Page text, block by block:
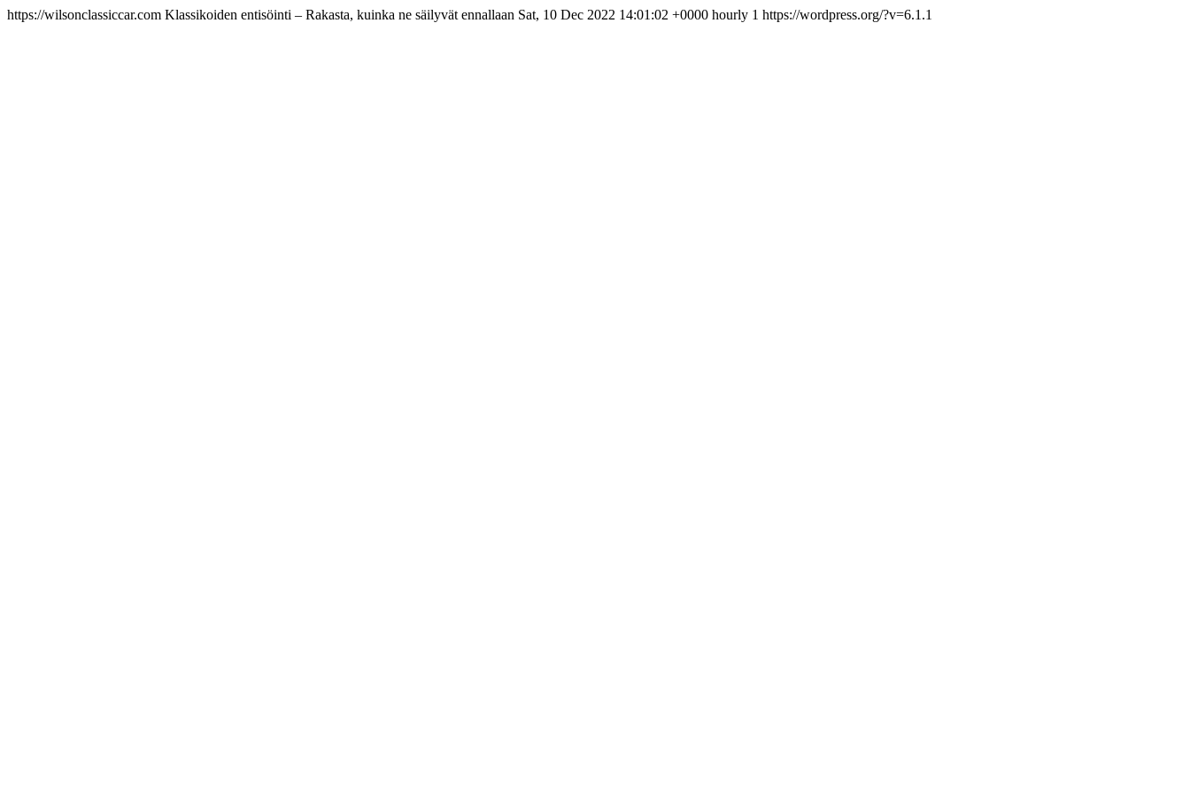
https://wilsonclassiccar.com Klassikoiden entisöinti – Rakasta, kuinka ne säilyvät ennallaan Sat, 10 Dec 2022 14:01:02 +0000 hourly 1 https://wordpress.org/?v=6.1.1